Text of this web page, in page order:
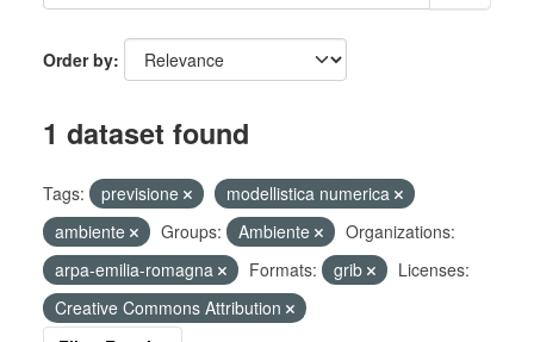
Order by
1 dataset found
Tags: previsione
modellistica numerica
ambiente
Groups: Ambiente
Organizations:
arpa-emilia-romagna
Formats: grib
Licenses:
Creative Commons Attribution